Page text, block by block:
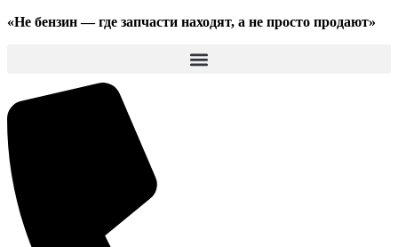
«Не бензин —где запчасти находят, а не просто продают»